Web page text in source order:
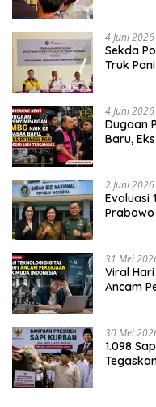
4 Juni 2026
Sekda
Truk
4 Juni 2026
Dugaan
Baru,
2 Juni 2026
Evaluasi
Prabowo
31 Mei
Viral
Ancam
30 Mei
1.098